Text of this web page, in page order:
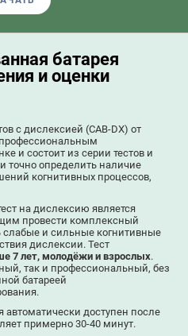
батарея
и оценки
с дислексией (CAB-DX) от
профессиональным
и состоит из серии тестов и
точно определить наличие
когнитивных процессов,
на дислексию является
провести комплексный
слабые и сильные когнитивные
дислексии. Тест
7 лет, молодёжи и взрослых.
так и профессиональный, без
батареей
автоматически доступен после
примерно 30-40 минут.